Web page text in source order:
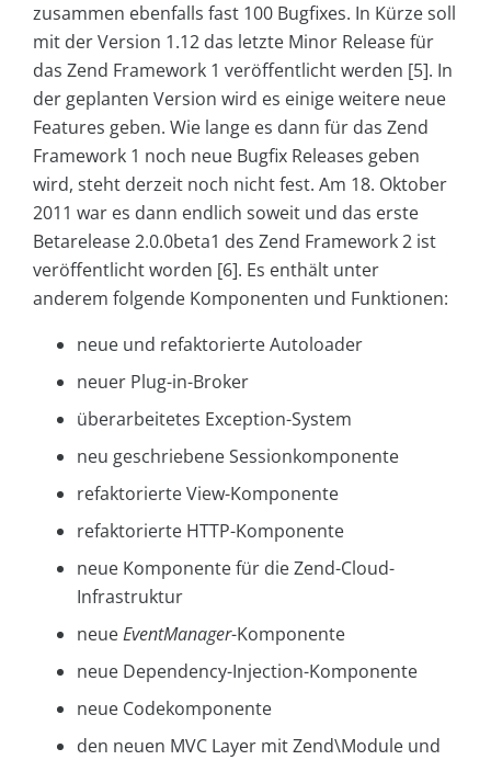
zusammen ebenfalls fast 100 Bugfixes. In Kürze soll
mit der Version 1.12 das letzte Minor Release für
das Zend Framework 1 veröffentlicht werden [5]. In
der geplanten Version wird es einige weitere neue
Features geben. Wie lange es dann für das Zend
Framework 1 noch neue Bugfix Releases geben
wird, steht derzeit noch nicht fest. Am 18. Oktober
2011 war es dann endlich soweit und das erste
Betarelease 2.0.0beta1 des Zend Framework 2 ist
veröffentlicht worden [6]. Es enthält unter
anderem folgende Komponenten und Funktionen:
neue und refaktorierte Autoloader
neuer Plug-in-Broker
überarbeitetes Exception-System
neu geschriebene Sessionkomponente
refaktorierte View-Komponente
refaktorierte HTTP-Komponente
neue Komponente für die Zend-Cloud-
Infrastruktur
neueEventManager-Komponente
neue Dependency-Injection-Komponente
neue Codekomponente
den neuen MVC Layer mit Zend\Module und